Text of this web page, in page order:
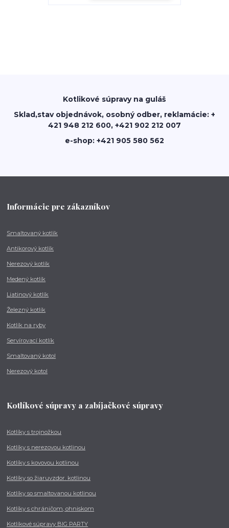
Kotlikové súpravy na guláš
Sklad,stav objednávok, osobný odber, reklamácie: +
421 948 212 600, +421 902 212 007
e-shop: +421 905 580 562
Informácie pre zákazníkov
Smaltovaný kotlík
Antikorový kotlík
Nerezový kotlík
Medený kotlík
Liatinový kotlík
Železný kotlík
Kotlík na ryby
Servírovací kotlík
Smaltovaný kotol
Nerezový kotol
Kotlíkové súpravy a zabíjačkové súpravy
Kotlíky s trojnožkou
Kotlíky s nerezovou kotlinou
Kotlíky s kovovou kotlinou
Kotlíky so žiaruvzdor. kotlinou
Kotlíky so smaltovanou kotlinou
Kotlíky s chráničom, ohniskom
Kotlíkové súpravy BIG PARTY